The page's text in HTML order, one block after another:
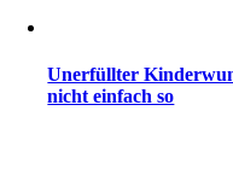
Unerfüllter
nicht einfach so